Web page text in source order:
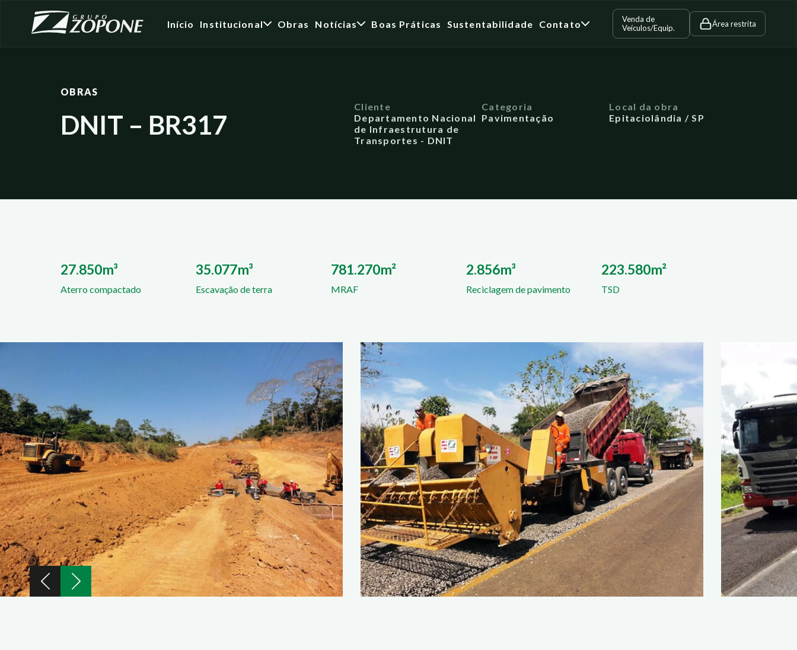
Início Institucional Obras Notícias Boas Práticas Sustentabilidade Contato
Venda de
Veículos/Equip.
Área restrita
OBRAS
DNIT – BR317
Cliente
Departamento Nacional
de Infraestrutura de
Transportes - DNIT
Categoria
Pavimentação
Local da obra
Epitaciolândia / SP
27.850m³
Aterro compactado
35.077m³
Escavação de terra
781.270m²
MRAF
2.856m³
Reciclagem de pavimento
223.580m²
TSD